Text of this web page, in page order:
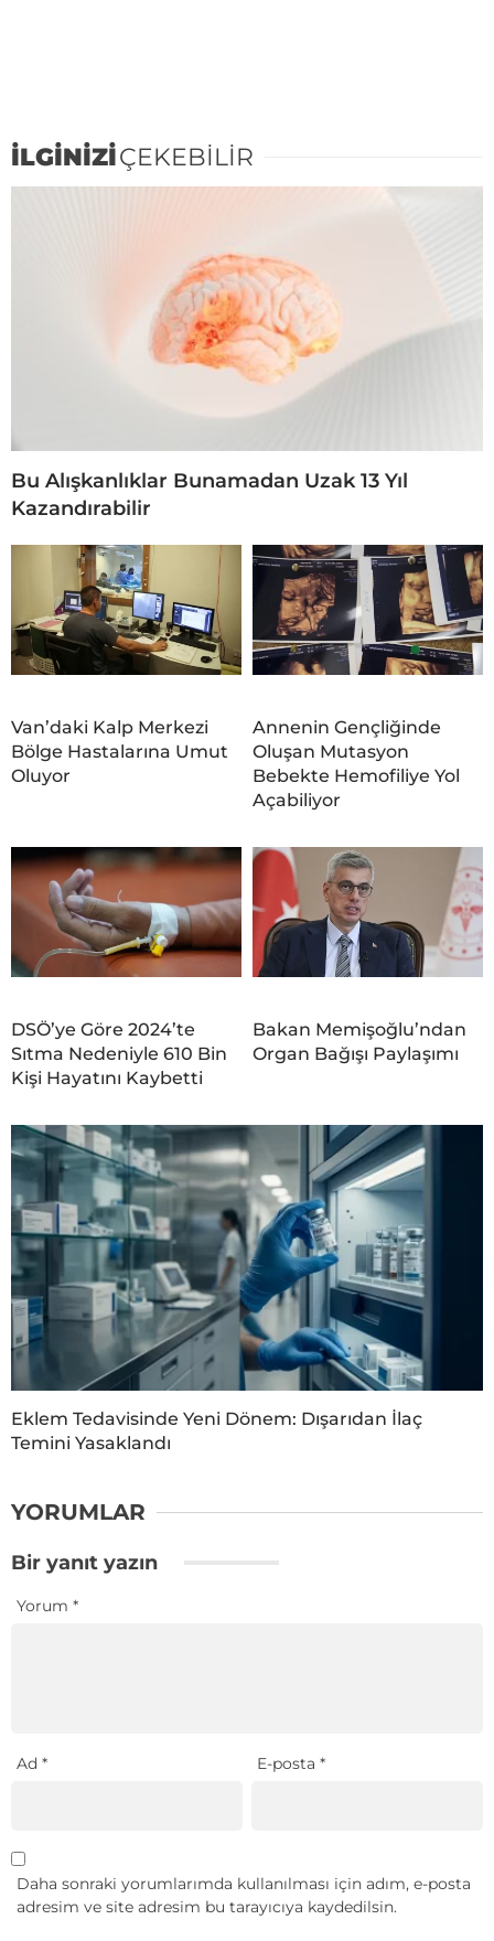
İLGİNİZİÇEKEBİLİR
Bu Alışkanlıklar Bunamadan Uzak 13 Yıl
Kazandırabilir
Van’daki Kalp Merkezi
Bölge Hastalarına Umut
Oluyor
Annenin Gençliğinde
Oluşan Mutasyon
Bebekte Hemofiliye Yol
Açabiliyor
DSÖ’ye Göre 2024’te
Sıtma Nedeniyle 610 Bin
Kişi Hayatını Kaybetti
Bakan Memişoğlu’ndan
Organ Bağışı Paylaşımı
Eklem Tedavisinde Yeni Dönem: Dışarıdan İlaç
Temini Yasaklandı
YORUMLAR
Bir yanıt yazın
Yorum *
Ad * E-posta*
Daha sonraki yorumlarımda kullanılması için adım, e-posta
adresim ve site adresim bu tarayıcıya kaydedilsin.